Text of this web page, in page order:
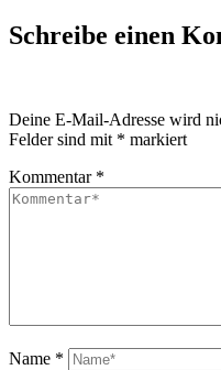
Schreibe einen
Deine E-Mail-Adresse wird
Felder sind mit * markiert
Kommentar *
Name *